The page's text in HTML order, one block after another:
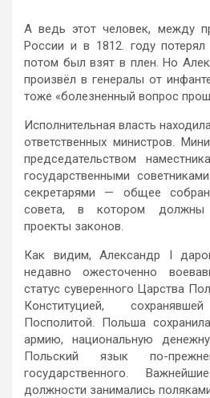
А ведь этот человек, между
России и в 1812. году
потом был взят в плен. Но
произвёл в генералы от
тоже «болезненный вопрос
Исполнительная власть
ответственных министров.
председательством
государственными
секретарями — общее
совета, в котором должны
проекты законов.
Как видим, Александр I
недавно ожесточенно
статус суверенного Царства
Конституцией,
Посполитой. Польша
армию, национальную
Польский язык по-
государственного.
должности занимались